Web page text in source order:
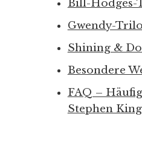
Bill-Hodges-
Gwendy-
Shining &
Besondere
FAQ –
Stephen King